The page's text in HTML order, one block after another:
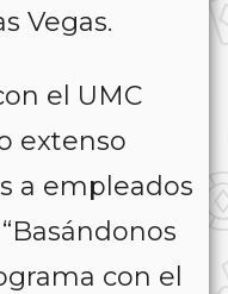
Vegas.
el UMC
extenso
a empleados
con el